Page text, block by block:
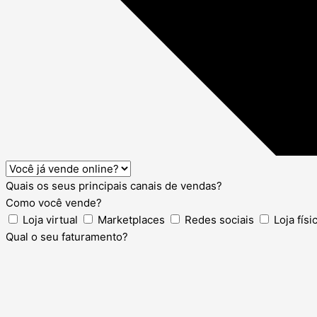
Quais os seus principais canais de vendas?
Como você vende?
Loja virtual
Marketplaces Redes sociais
Loja
Qual o seu faturamento?